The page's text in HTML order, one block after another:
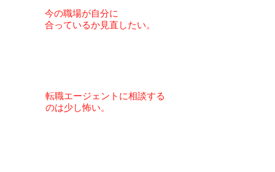
​今の職場が自分に
合っているか見直したい。
​転職エージェントに相談する
のは少し怖い。